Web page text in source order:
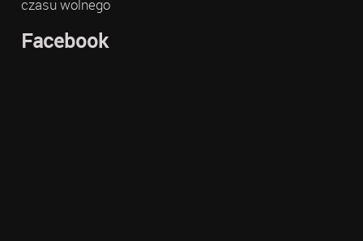
czasu wolnego
Facebook